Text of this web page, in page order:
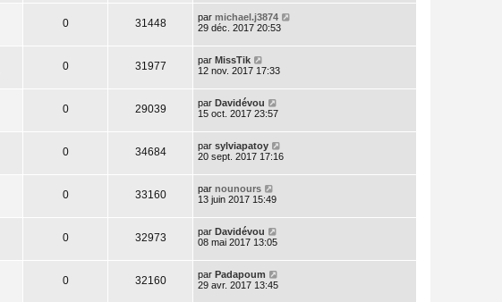
0 31448 par michael.j3874
29 déc. 2017 20:53
0 31977 par MissTik
12 nov. 2017 17:33
0 29039 par Davidévou
15 oct. 2017 23:57
0 34684 par sylviapatoy
20 sept. 2017 17:16
0 33160 par nounours
13 juin 2017 15:49
0 32973 par Davidévou
08 mai 2017 13:05
0 32160 par Padapoum
29 avr. 2017 13:45